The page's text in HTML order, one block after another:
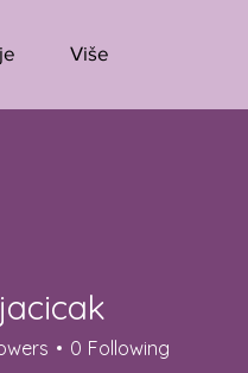
Više
0 Following